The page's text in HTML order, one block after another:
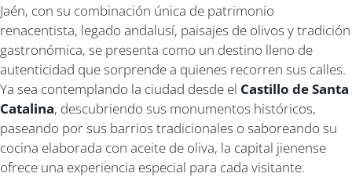
Jaén, con su combinación única de patrimonio
renacentista, legado andalusí, paisajes de olivos y tradición
gastronómica, se presenta como un destino lleno de
autenticidad que sorprende a quienes recorren sus calles.
Ya sea contemplando la ciudad desde el Castillo de Santa
Catalina, descubriendo sus monumentos históricos,
paseando por sus barrios tradicionales o saboreando su
cocina elaborada con aceite de oliva, la capital jienense
ofrece una experiencia especial para cada visitante.